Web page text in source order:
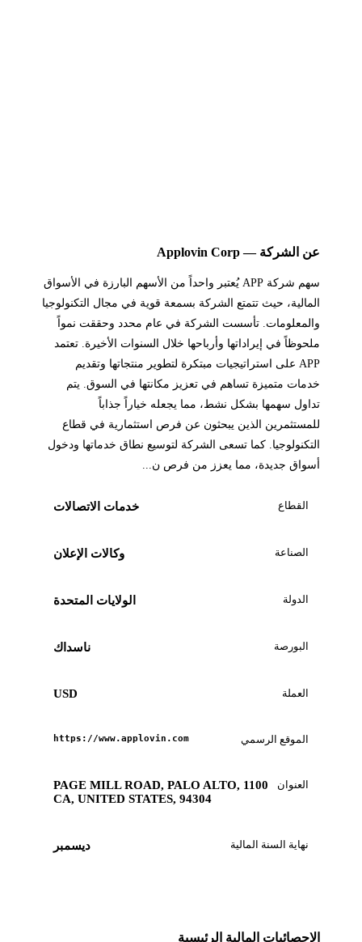
عن الشركة — Applovin Corp
سهم شركة APP يُعتبر واحداً من الأسهم البارزة في الأسواق
المالية، حيث تتمتع الشركة بسمعة قوية في مجال التكنولوجيا
والمعلومات. تأسست الشركة في عام محدد وحققت نمواً
ملحوظاً في إيراداتها وأرباحها خلال السنوات الأخيرة. تعتمد
APP على استراتيجيات مبتكرة لتطوير منتجاتها وتقديم
خدمات متميزة تساهم في تعزيز مكانتها في السوق. يتم
تداول سهمها بشكل نشط، مما يجعله خياراً جذاباً
للمستثمرين الذين يبحثون عن فرص استثمارية في قطاع
التكنولوجيا. كما تسعى الشركة لتوسيع نطاق خدماتها ودخول
أسواق جديدة، مما يعزز من فرص ن...
القطاع خدمات الاتصالات
الصناعة وكالات الإعلان
الدولة الولايات المتحدة
البورصة ناسداك
العملة USD
الموقع الرسمي https://www.applovin.com
العنوان
1100 PAGE MILL ROAD, PALO ALTO,
CA, UNITED STATES, 94304
نهاية السنة المالية ديسمبر
الإحصائيات المالية الرئيسية